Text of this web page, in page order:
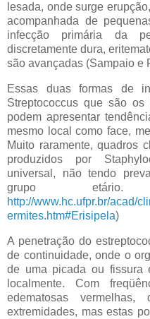
lesada, onde surge
acompanhada de
infecção primária da
discretamente dura,
são avançadas (Sampaio e
Essas duas formas de
Streptococcus que são
podem apresentar
mesmo local como face,
Muito raramente, quadros
produzidos por
universal, não tendo
grupo etário.
http://www.hc.ufpr.br/acad/
ermites.htm#Erisipela)
A penetração do
de continuidade, onde o
de uma picada ou fissura
localmente. Com
edematosas
extremidades, mas estas